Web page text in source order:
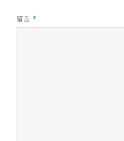
留言 *